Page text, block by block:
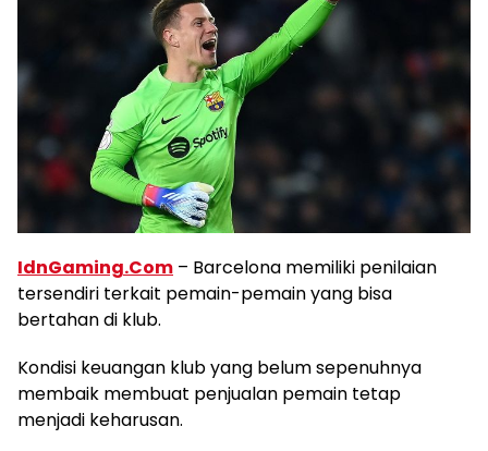
IdnGaming.Com – Barcelona memiliki penilaian
tersendiri terkait pemain-pemain yang bisa
bertahan di klub.
Kondisi keuangan klub yang belum sepenuhnya
membaik membuat penjualan pemain tetap
menjadi keharusan.